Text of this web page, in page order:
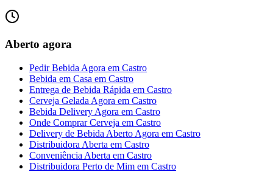
Aberto agora
Pedir Bebida Agora em Castro
Bebida em Casa em Castro
Entrega de Bebida Rápida em Castro
Cerveja Gelada Agora em Castro
Bebida Delivery Agora em Castro
Onde Comprar Cerveja em Castro
Delivery de Bebida Aberto Agora em Castro
Distribuidora Aberta em Castro
Conveniência Aberta em Castro
Distribuidora Perto de Mim em Castro